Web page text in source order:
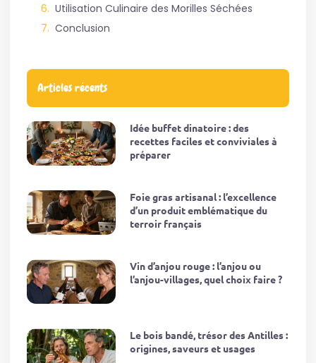
Utilisation Culinaire des Morilles Séchées
Conclusion
Articles récents
Idée buffet dinatoire : des
recettes faciles et conviviales à
préparer
Foie gras artisanal : l’excellence
d’un produit emblématique du
terroir français
Vin d’anjou rouge : l’anjou ou
l’anjou-villages, quel choix faire ?
Le bois bandé, trésor des Antilles :
origines, saveurs et usages